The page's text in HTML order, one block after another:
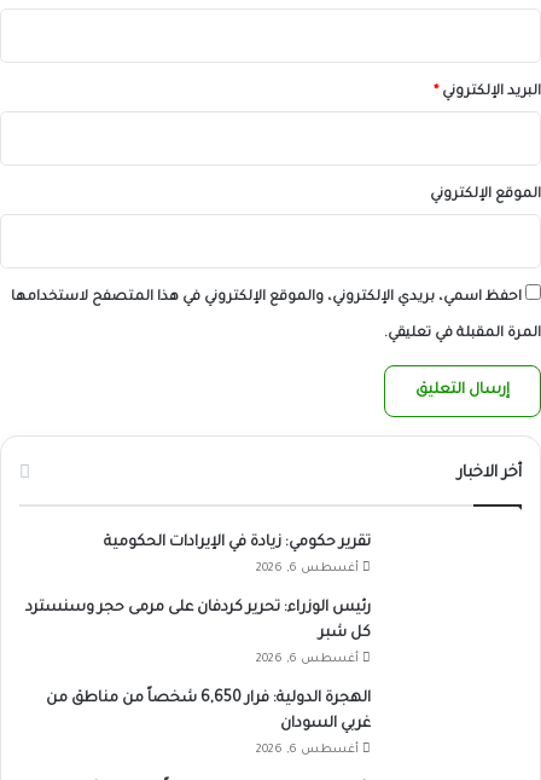
البريد الإلكتروني *
الموقع الإلكتروني
احفظ اسمي، بريدي الإلكتروني، والموقع الإلكتروني في هذا المتصفح لاستخدامها
المرة المقبلة في تعليقي.
أخر الاخبار
تقرير حكومي: زيادة في الإيرادات الحكومية
أغسطس 6, 2026
رئيس الوزراء: تحرير كردفان على مرمى حجر وسنسترد
كل شبر
أغسطس 6, 2026
الهجرة الدولية: فرار 6,650 شخصاً من مناطق من
غربي السودان
أغسطس 6, 2026